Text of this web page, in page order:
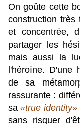
On goûte cette
construction très
et concentrée,
partager les
mais aussi la
l'héroïne. D'une
de sa
rassurante :
sa«true identity»
sans risquer